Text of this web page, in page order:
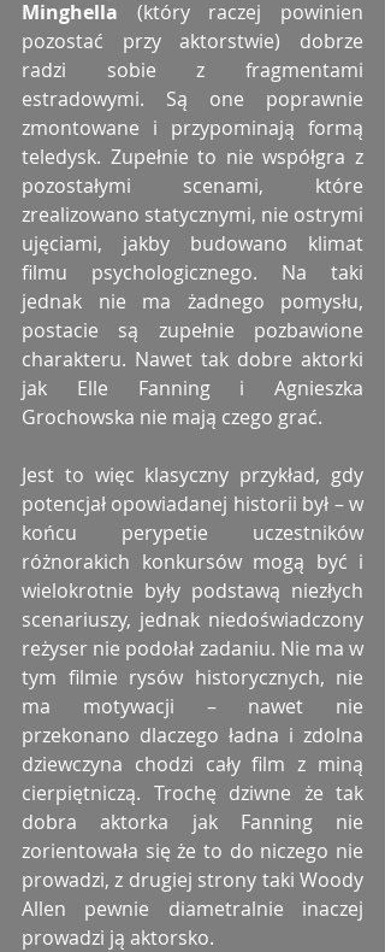
Minghella (który raczej powinien
pozostać przy aktorstwie) dobrze
radzi sobie z fragmentami
estradowymi. Są one poprawnie
zmontowane i przypominają formą
teledysk. Zupełnie to nie współgra z
pozostałymi scenami, które
zrealizowano statycznymi, nie ostrymi
ujęciami, jakby budowano klimat
filmu psychologicznego. Na taki
jednak nie ma żadnego pomysłu,
postacie są zupełnie pozbawione
charakteru. Nawet tak dobre aktorki
jak Elle Fanning i Agnieszka
Grochowska nie mają czego grać.
Jest to więc klasyczny przykład, gdy
potencjał opowiadanej historii był – w
końcu perypetie uczestników
różnorakich konkursów mogą być i
wielokrotnie były podstawą niezłych
scenariuszy, jednak niedoświadczony
reżyser nie podołał zadaniu. Nie ma w
tym filmie rysów historycznych, nie
ma motywacji – nawet nie
przekonano dlaczego ładna i zdolna
dziewczyna chodzi cały film z miną
cierpiętniczą. Trochę dziwne że tak
dobra aktorka jak Fanning nie
zorientowała się że to do niczego nie
prowadzi, z drugiej strony taki Woody
Allen pewnie diametralnie inaczej
prowadzi ją aktorsko.